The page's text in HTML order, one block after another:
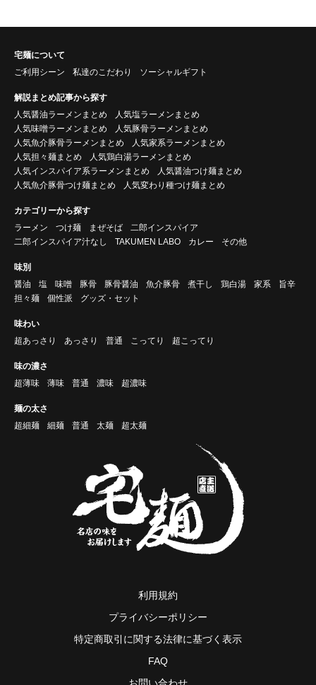
宅麺について
ご利用シーン
私達のこだわり ソーシャルギフト
解説まとめ記事から探す
人気醤油ラーメンまとめ
人気塩ラーメンまとめ
人気味噌ラーメンまとめ
人気豚骨ラーメンまとめ
人気魚介豚骨ラーメンまとめ
人気家系ラーメンまとめ
人気担々麺まとめ
人気鶏白湯ラーメンまとめ
人気インスパイア系ラーメンまとめ
人気醤油つけ麺まとめ
人気魚介豚骨つけ麺まとめ
人気変わり種つけ麺まとめ
カテゴリーから探す
ラーメン
つけ麺 まぜそば
二郎インスパイア
二郎インスパイア汁なし
TAKUMEN LABO カレー その他
味別
醤油
塩 味噌 豚骨 豚骨醤油 魚介豚骨 煮干し 鶏白湯 家系
旨辛
担々麺
個性派 グッズ・セット
味わい
超あっさり
あっさり 普通 こってり 超こってり
味の濃さ
超薄味
薄味 普通 濃味 超濃味
麺の太さ
超細麺
細麺 普通 太麺 超太麺
利用規約
プライバシーポリシー
特定商取引に関する法律に基づく表示
FAQ